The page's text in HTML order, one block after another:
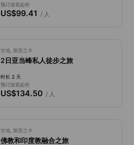
预订游览起价
US$99.41 / 人
甘地, 斯里兰卡
2日亚当峰私人徒步之旅
时长 2 天
预订游览起价
US$134.50 / 人
甘地, 斯里兰卡
佛教和印度教融合之旅